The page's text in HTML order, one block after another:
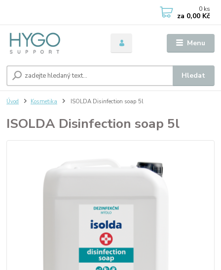
Menu
Hledat
0 ks
za 0,00 Kč
Úvod Kosmetika ISOLDA Disinfection soap 5l
ISOLDA Disinfection soap 5l